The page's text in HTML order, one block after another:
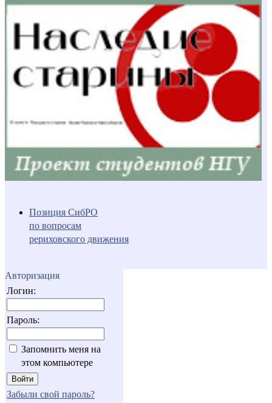
Позиция СибРО
по вопросам
рериховского движения
Авторизация
Логин:
Пароль:
Запомнить меня на
этом компьютере
Забыли свой пароль?